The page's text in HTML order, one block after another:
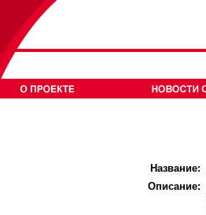
Название:
Описание: